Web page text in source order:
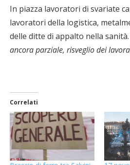
In piazza lavoratori di svariate
lavoratori della logistica,
delle ditte di appalto nella sanità.
ancora parziale, risveglio dei
Correlati